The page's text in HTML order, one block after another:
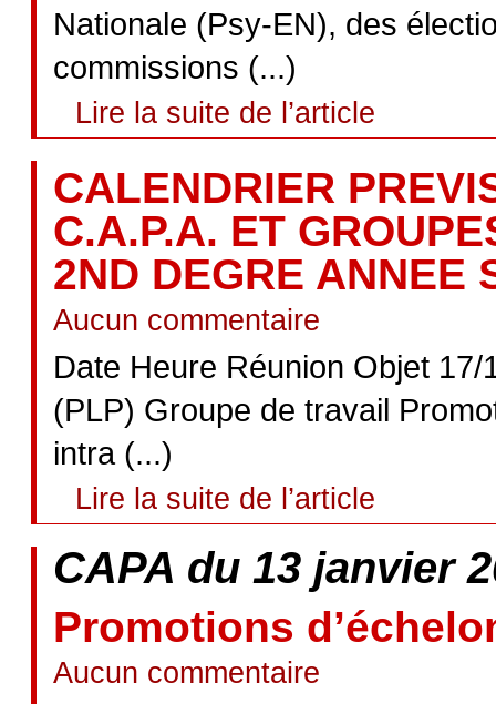
Nationale (Psy-EN), des
commissions (...)
Lire la suite de l’article
CALENDRIER
C.A.P.A. ET
2ND DEGRE ANNEE
Aucun commentaire
Date Heure Réunion Objet
(PLP) Groupe de travail
intra (...)
Lire la suite de l’article
CAPA du 13 janvier
Promotions
Aucun commentaire